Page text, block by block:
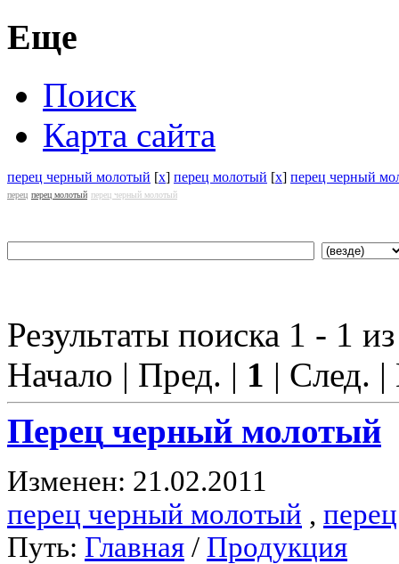
Еще
Поиск
Карта сайта
перец черный молотый [x] перец молотый [x] перец черный
перец перец молотый перец черный молотый
Результаты поиска 1 - 1
Начало | Пред. | 1 | След.
Перец черный молотый
Изменен: 21.02.2011
перец черный молотый , перец
Путь: Главная / Продукция